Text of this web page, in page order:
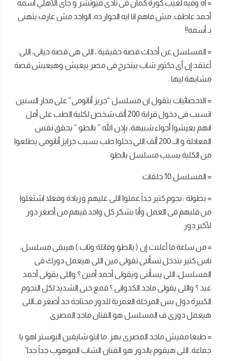
= اه وفيه لعيب كورة كمان فى نادى فيوتشر و جاى الأهلي اسمه
أحمد عاطف. مش فاهم انا ايه الحوار ده، الواحد مش عارف يتهنى
بـ أسمه!!
= المسلسل عن أحداث قصة حقيقية ، اللى هى قصة حياتى، اللى
أعتقد إن أى دكتور شاب بيتخرج فى مصر بيعيش وهيعيش قصة
مشابهة ليها .
= الاحصائيات بتقول ان مسلسل “جريز أناتومى” على مدار السنين
اتسبب فى دخول قرابة 200 ألف شخص لكلية الطب على أمل
انهم يعيشوا أجواء شبيهة، بإذن الله ” بالطو ” يحقق نفس
المعادلة و الــ 200 ألف اللى دخلوا طب بسبب جرايز أناتومى يطلعوا
من الكلية بسبب مسلسل بالطو
= المسلسل 10 حلقات
= بطولة : نجوم كتير جداً عملوا اللى عليهم وزيادة وفعلا اشتغلوا
من قلبهم فى العمل وأنا بشكر كل واحد فيهم من أصغر دور
لأكبر دور
= من ساعة ما أعلنت إن ( بالطو وفانلة وتاب ) هيبقى مسلسل،
ناس كتير بتدخل تسألنى تقولى مين اللى هيعمل دورك فى
المسلسل، اللى يسألنى ويقولى أحمد أمين ؟ واللى يقولى أحمد
عيد ؟ واللى يقولى ماجد الكدوانى ؟ فمع حبى الشديد لكل النجوم
الكبيرة دول بس المرحلة العمرية للدور محتاجة حد أصغر فــاللى
هيعمل دورى ف المسلسل هو الفنان ماجد المصرى
= طبعا مفيش ماجد المصرى بهز. ما انتو شايفين البوستر اهو يا
جماعة. اللى هيقوم بالدور هو الفنان الشاب الموهوب جداً جدا ً